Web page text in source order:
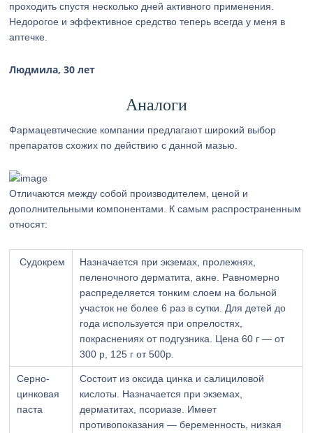
проходить спустя несколько дней активного применения.
Недорогое и эффективное средство теперь всегда у меня в
аптечке.
Людмила, 30 лет
Аналоги
Фармацевтические компании предлагают широкий выбор
препаратов схожих по действию с данной мазью.
Отличаются между собой производителем, ценой и
дополнительными компонентами. К самым распространенным
относят:
Судокрем
Назначается при экземах, пролежнях,
пеленочного дерматита, акне. Равномерно
распределяется тонким слоем на больной
участок не более 6 раз в сутки. Для детей до
года используется при опрелостях,
покраснениях от подгузника. Цена 60 г — от
300 р, 125 г от 500р.
Серно-
цинковая
паста
Состоит из оксида цинка и салициловой
кислоты. Назначается при экземах,
дерматитах, псориазе. Имеет
противопоказания — беременность, низкая